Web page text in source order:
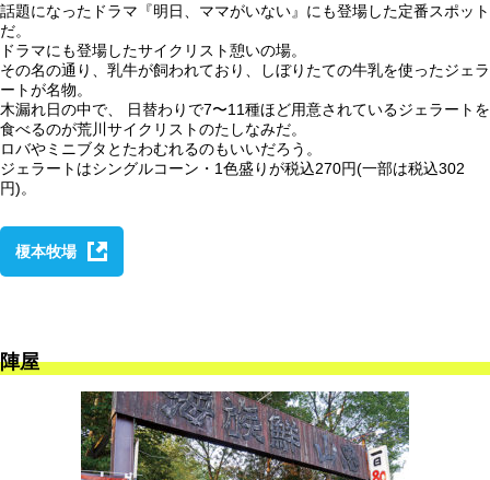
話題になったドラマ『明日、ママがいない』にも登場した定番スポット
だ。
ドラマにも登場したサイクリスト憩いの場。
その名の通り、乳牛が飼われており、しぼりたての牛乳を使ったジェラ
ートが名物。
木漏れ日の中で、 日替わりで7〜11種ほど用意されているジェラートを
食べるのが荒川サイクリストのたしなみだ。
ロバやミニブタとたわむれるのもいいだろう。
ジェラートはシングルコーン・1色盛りが税込270円(一部は税込302
円)。
榎本牧場
陣屋